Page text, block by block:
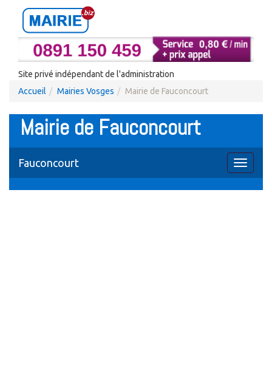
Site privé indépendant de l'administration
Accueil
Mairies Vosges Mairie de Fauconcourt
Mairie de Fauconcourt
Toggle
Fauconcourt